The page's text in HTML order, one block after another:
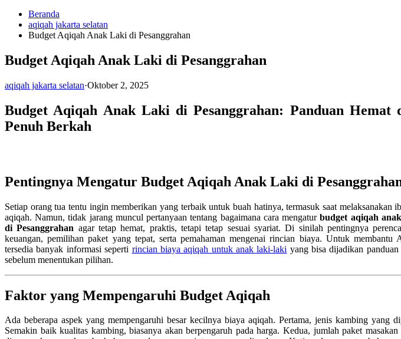
Beranda
aqiqah jakarta selatan
Budget Aqiqah Anak Laki di Pesanggrahan
Budget Aqiqah Anak Laki di Pesanggrahan
aqiqah jakarta selatan·Oktober 2, 2025
Budget Aqiqah Anak Laki di Pesanggrahan: Panduan Hemat
Penuh Berkah
Pentingnya Mengatur Budget Aqiqah Anak Laki di
Setiap orang tua tentu ingin memberikan yang terbaik untuk buah hatinya, termasuk saat melaksanakan
aqiqah. Namun, tidak jarang muncul pertanyaan tentang bagaimana cara mengaturbudget aqiqah
di Pesanggrahan agar tetap hemat, praktis, tetapi tetap sesuai syariat. Di sinilah pentingnya
keuangan, pemilihan paket yang tepat, serta pemahaman mengenai rincian biaya. Untuk membantu
tersedia banyak informasi seperti rincian biaya aqiqah untuk anak laki-laki yang bisa dijadikan panduan
sebelum menentukan pilihan.
Faktor yang Mempengaruhi Budget Aqiqah
Ada beberapa aspek yang mempengaruhi besar kecilnya biaya aqiqah. Pertama, jenis kambing yang
Semakin baik kualitas kambing, biasanya akan berpengaruh pada harga. Kedua, jumlah paket masakan